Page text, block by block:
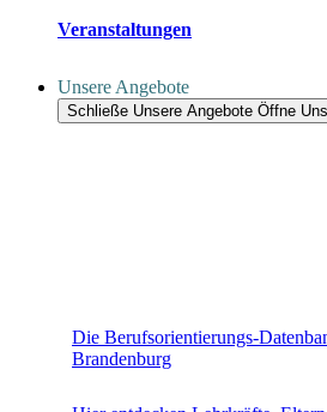
Veranstaltungen
Unsere Angebote
Schließe Unsere Angebote Öffne
Die Berufsorientierungs-
Brandenburg